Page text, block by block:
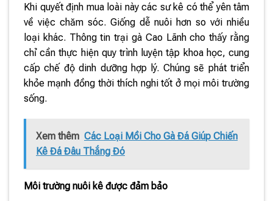
Khi quyết định mua loài này các sư kê có thể yên tâm
về việc chăm sóc. Giống dễ nuôi hơn so với nhiều
loại khác. Thông tin trại gà Cao Lãnh cho thấy rằng
chỉ cần thực hiện quy trình luyện tập khoa học, cung
cấp chế độ dinh dưỡng hợp lý. Chúng sẽ phát triển
khỏe mạnh đồng thời thích nghi tốt ở mọi môi trường
sống.
Xem thêm Các Loại Mồi Cho Gà Đá Giúp Chiến
Kê Đá Đâu Thắng Đó
Môi trường nuôi kê được đảm bảo